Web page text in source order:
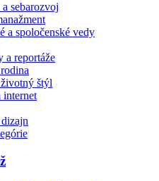
sebarozvoj
a spoločenské vedy
a reportáže
štýl
internet